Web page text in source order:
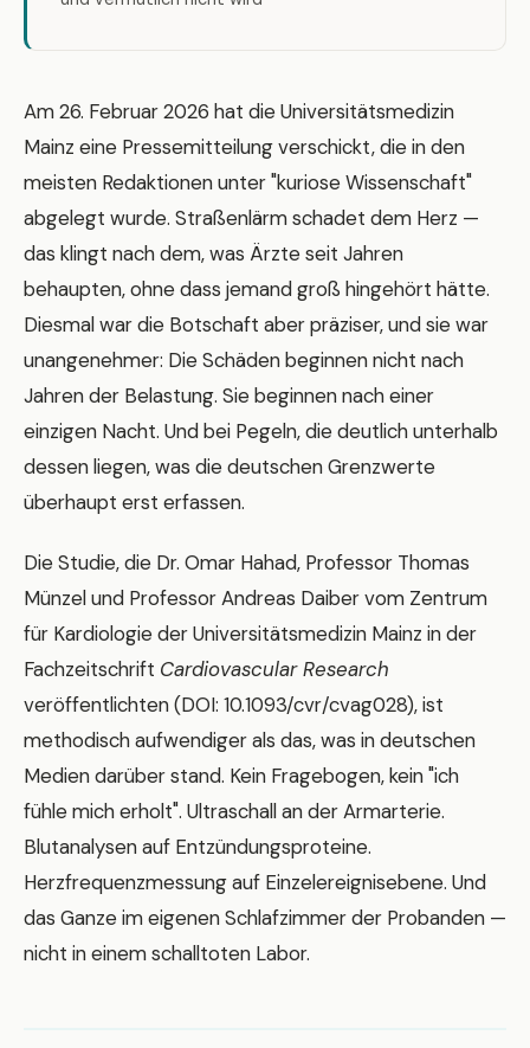
Am 26. Februar 2026 hat die Universitätsmedizin
Mainz eine Pressemitteilung verschickt, die in den
meisten Redaktionen unter "kuriose Wissenschaft"
abgelegt wurde. Straßenlärm schadet dem Herz —
das klingt nach dem, was Ärzte seit Jahren
behaupten, ohne dass jemand groß hingehört hätte.
Diesmal war die Botschaft aber präziser, und sie war
unangenehmer: Die Schäden beginnen nicht nach
Jahren der Belastung. Sie beginnen nach einer
einzigen Nacht. Und bei Pegeln, die deutlich unterhalb
dessen liegen, was die deutschen Grenzwerte
überhaupt erst erfassen.
Die Studie, die Dr. Omar Hahad, Professor Thomas
Münzel und Professor Andreas Daiber vom Zentrum
für Kardiologie der Universitätsmedizin Mainz in der
Fachzeitschrift Cardiovascular Research
veröffentlichten (DOI: 10.1093/cvr/cvag028), ist
methodisch aufwendiger als das, was in deutschen
Medien darüber stand. Kein Fragebogen, kein "ich
fühle mich erholt". Ultraschall an der Armarterie.
Blutanalysen auf Entzündungsproteine.
Herzfrequenzmessung auf Einzelereignisebene. Und
das Ganze im eigenen Schlafzimmer der Probanden —
nicht in einem schalltoten Labor.